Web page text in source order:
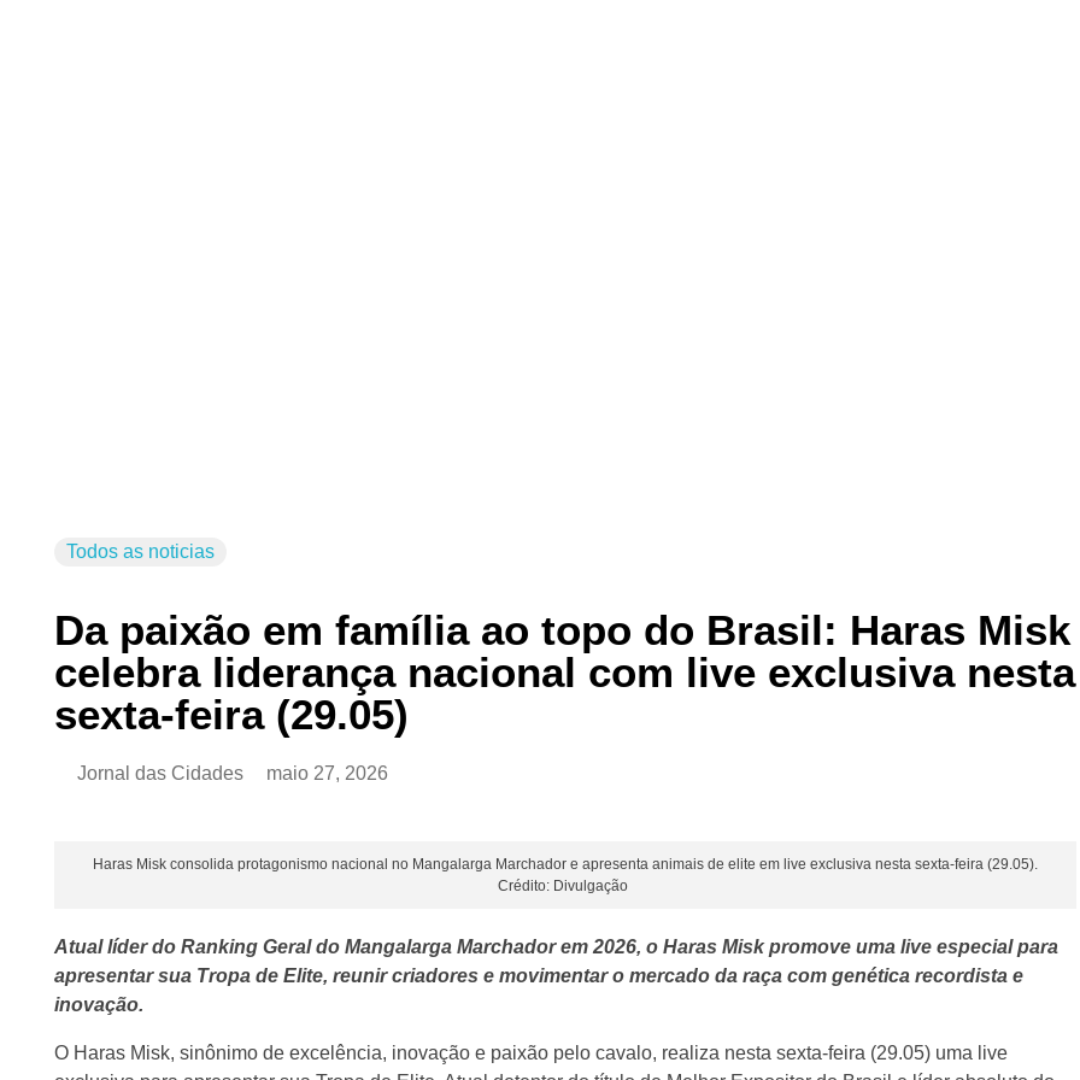
Todos as noticias
Da paixão em família ao topo do Brasil: Haras Misk
celebra liderança nacional com live exclusiva nesta
sexta-feira (29.05)
Jornal das Cidades maio 27, 2026
Haras Misk consolida protagonismo nacional no Mangalarga Marchador e apresenta animais de elite em live exclusiva nesta sexta-feira (29.05).
Crédito: Divulgação
Atual líder do Ranking Geral do Mangalarga Marchador em 2026, o Haras Misk promove uma live especial para
apresentar sua Tropa de Elite, reunir criadores e movimentar o mercado da raça com genética recordista e
inovação.
O Haras Misk, sinônimo de excelência, inovação e paixão pelo cavalo, realiza nesta sexta-feira (29.05) uma live